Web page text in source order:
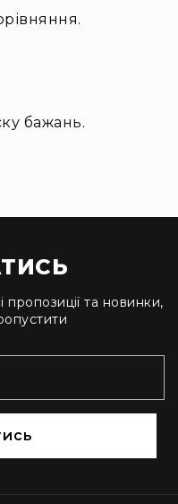
бажань.
пропозиції та новинки,